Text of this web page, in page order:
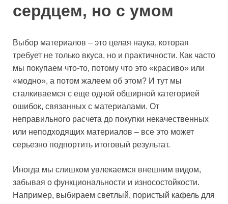
сердцем, но с умом
Выбор материалов – это целая наука, которая
требует не только вкуса, но и практичности. Как часто
мы покупаем что-то, потому что это «красиво» или
«модно», а потом жалеем об этом? И тут мы
сталкиваемся с еще одной обширной категорией
ошибок, связанных с материалами. От
неправильного расчета до покупки некачественных
или неподходящих материалов – все это может
серьезно подпортить итоговый результат.
Иногда мы слишком увлекаемся внешним видом,
забывая о функциональности и износостойкости.
Например, выбираем светлый, пористый кафель для